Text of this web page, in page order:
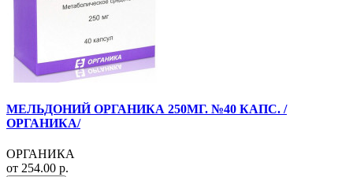
МЕЛЬДОНИЙ ОРГАНИКА 250МГ. №40 КАПС. /
ОРГАНИКА/
ОРГАНИКА
от 254.00 р.